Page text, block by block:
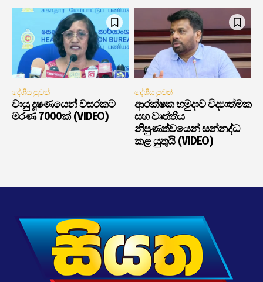
දේශීය පුවත්
වායු දූෂණයෙන් වසරකට
මරණ 7000ක් (VIDEO)
දේශීය පුවත්
ආරක්ෂක හමුදාව විද්‍යාත්මක
සහ වෘත්තීය
නිපුණත්වයෙන් සන්නද්ධ
කළ යුතුයි (VIDEO)